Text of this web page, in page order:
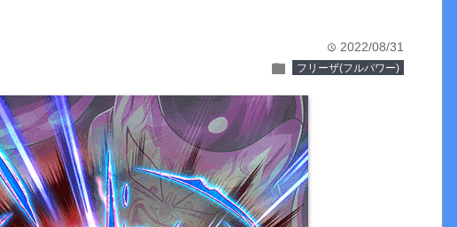
time 2022/08/31
folder フリーザ(フルパワー)